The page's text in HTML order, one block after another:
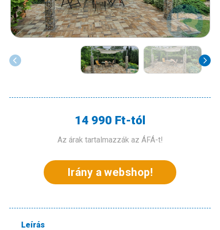
14 990 Ft-tól
Az árak tartalmazzák az ÁFÁ-t!
Irány a webshop!
Leírás